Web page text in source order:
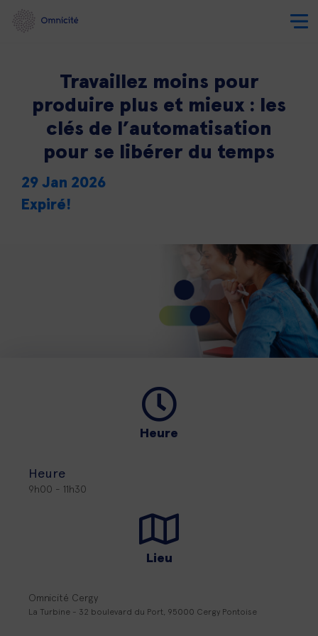
Travaillez moins pour
produire plus et mieux : les
clés de l’automatisation
pour se libérer du temps
29 Jan 2026
Expiré!
Heure
Heure
9h00 - 11h30
Lieu
Omnicité Cergy
La Turbine - 32 boulevard du Port, 95000 Cergy Pontoise